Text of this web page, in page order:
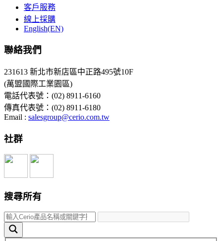
客戶服務
線上採購
English(EN)
聯絡我們
231613 新北市新店區中正路495號10F
(萬盟國際工業園區)
電話代表號：(02) 8911-6160
傳真代表號：(02) 8911-6180
Email : salesgroup@cerio.com.tw
社群
搜尋所有